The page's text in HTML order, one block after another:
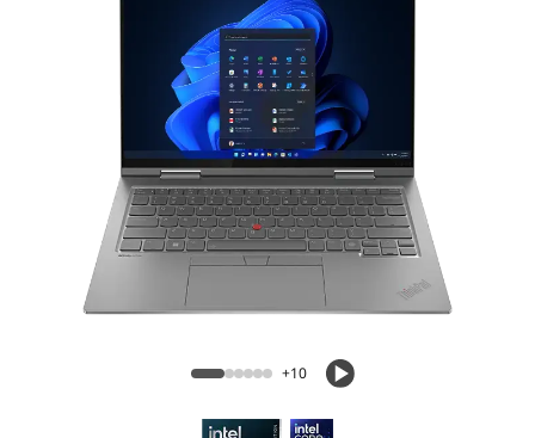
ThinkPad X1 2-in-1 Gen 9 (14, Intel)
+10